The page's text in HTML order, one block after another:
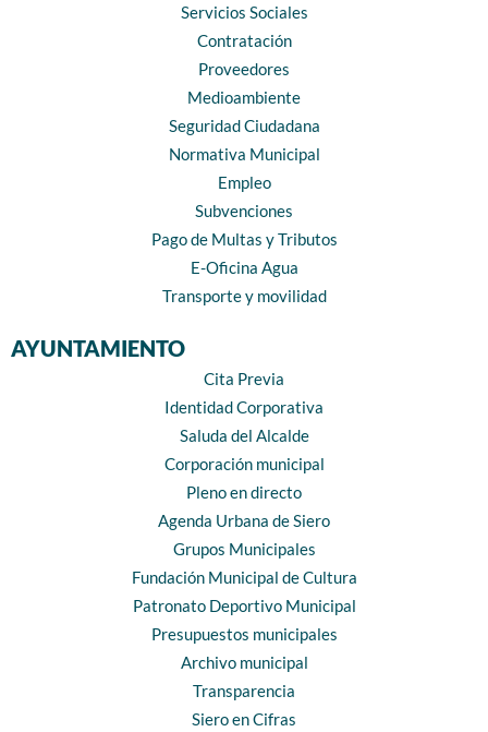
Servicios Sociales
Contratación
Proveedores
Medioambiente
Seguridad Ciudadana
Normativa Municipal
Empleo
Subvenciones
Pago de Multas y Tributos
E-Oficina Agua
Transporte y movilidad
AYUNTAMIENTO
Cita Previa
Identidad Corporativa
Saluda del Alcalde
Corporación municipal
Pleno en directo
Agenda Urbana de Siero
Grupos Municipales
Fundación Municipal de Cultura
Patronato Deportivo Municipal
Presupuestos municipales
Archivo municipal
Transparencia
Siero en Cifras